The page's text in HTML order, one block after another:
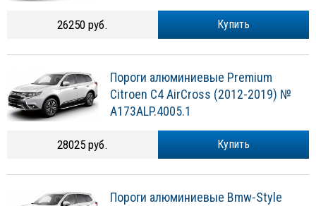
Купить
26250 руб.
Пороги алюминиевые Premium
Citroen C4 AirCross (2012-2019) №
A173ALP.4005.1
Купить
28025 руб.
Пороги алюминиевые Bmw-Style